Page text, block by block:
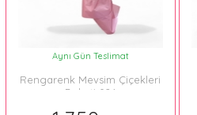
Aynı Gün Teslimat
Rengarenk Mevsim Çiçekleri
Buketi 024